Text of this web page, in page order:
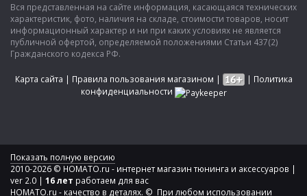
Вся представленная на сайте информация, касающаяся технических
характеристик, фото, наличия на складе, стоимости товаров, носит
информационный характер и ни при каких условиях не является
публичной офертой, определяемой положениями Статьи 437(2)
Гражданского кодекса РФ.
Карта сайта | Правила пользования магазином | | Политика
конфиденциальности
Показать полную версию
2010-2026 © HOMATO.ru - интернет магазин тюнинга и аксессуаров |
ver 2.0 | 16 лет работаем для вас
HOMATO.ru - качество в деталях. © При любом использовании